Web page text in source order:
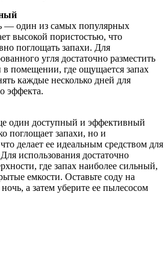
— один из самых популярных
высокой пористостью, что
поглощать запахи. Для
угля достаточно разместить
в помещении, где ощущается запах
каждые несколько дней для
эффекта.
один доступный и эффективный
поглощает запахи, но и
делает ее идеальным средством для
использования достаточно
где запах наиболее сильный,
емкости. Оставьте соду на
а затем уберите ее пылесосом